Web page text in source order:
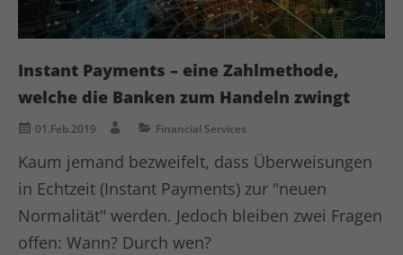
Instant Payments – eine Zahlmethode,
welche die Banken zum Handeln zwingt
01.Feb.2019 Financial Services
Kaum jemand bezweifelt, dass Überweisungen
in Echtzeit (Instant Payments) zur "neuen
Normalität" werden. Jedoch bleiben zwei Fragen
offen: Wann? Durch wen?
Anbieter kununu.com
Laufzeit 1 Tag
Dieses Cookie wird von der
Bewertungsplattform kununu.com
verwendet, um landesspezifische IPs zu
Name kununu_country